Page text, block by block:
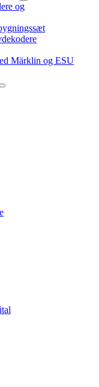
open
child
og
Märklin og ESU
open